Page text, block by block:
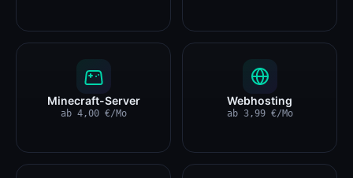
Minecraft-Server
ab 4,00€/Mo
Webhosting
ab 3,99€/Mo